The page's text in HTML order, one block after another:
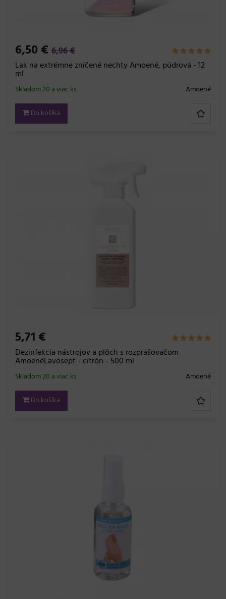
6,50 € 6,96 €
Lak na extrémne zničené nechty Amoené, púdrová - 12
ml
Amoené
Skladom 20 a viac ks
Do košíka
5,71 €
Dezinfekcia nástrojov a plôch s rozprašovačom
AmoenéLavosept - citrón - 500 ml
Amoené
Skladom 20 a viac ks
Do košíka